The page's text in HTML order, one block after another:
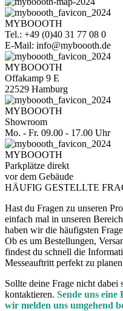
MYBOOOTH
Tel.: +49 (0)40 31 77 08 0
E-Mail: info@myboooth.de
MYBOOOTH
Offakamp 9 E
22529 Hamburg
MYBOOOTH
Showroom
Mo. - Fr. 09.00 - 17.00 Uhr
MYBOOOTH
Parkplätze direkt
vor dem Gebäude
HÄUFIG GESTELLTE
Hast du Fragen zu unseren
einfach mal in unseren Bereich
haben wir die häufigsten
Ob es um Bestellungen,
findest du schnell die
Messeauftritt perfekt zu
Sollte deine Frage nicht dabei
kontaktieren. Sende uns
wir melden uns umgehend